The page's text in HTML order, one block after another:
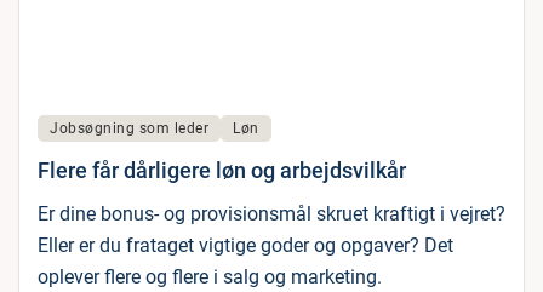
Jobsøgning som leder Løn
Flere får dårligere løn og arbejdsvilkår
Er dine bonus- og provisionsmål skruet kraftigt i vejret?
Eller er du frataget vigtige goder og opgaver? Det
oplever flere og flere i salg og marketing.